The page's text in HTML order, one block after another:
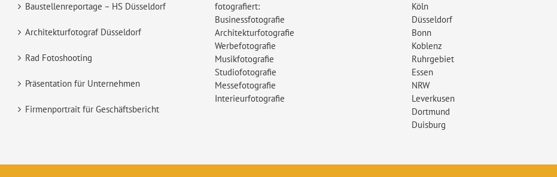
Baustellenreportage – HS Düsseldorf
Architekturfotograf Düsseldorf
Rad Fotoshooting
Präsentation für Unternehmen
Firmenportrait für Geschäftsbericht
fotografiert:
Businessfotografie
Architekturfotografie
Werbefotografie
Musikfotografie
Studiofotografie
Messefotografie
Interieurfotografie
Köln
Düsseldorf
Bonn
Koblenz
Ruhrgebiet
Essen
NRW
Leverkusen
Dortmund
Duisburg